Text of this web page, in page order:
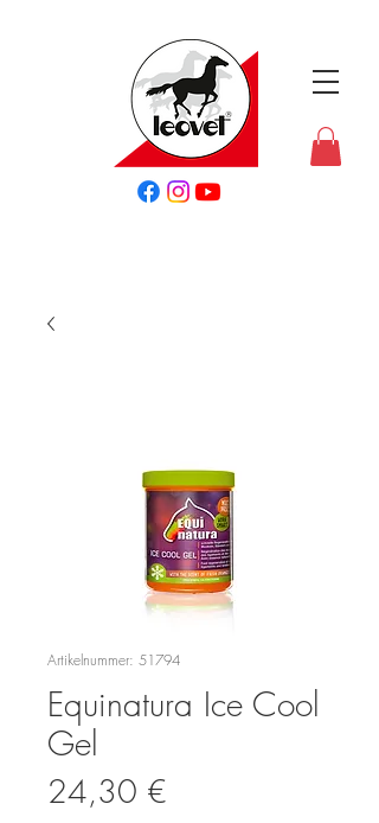
Artikelnummer: 51794
Equinatura Ice Cool
Gel
24,30 €